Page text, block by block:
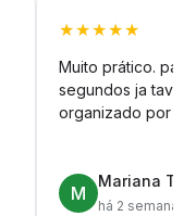
★★★★★
Muito prático.
segundos ja tava
organizado por
M
Mariana T.
há 2 semanas